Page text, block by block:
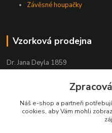
Závěsné houpačky
Vzorková prodejna
Dr. Jana Deyla 1859
Otevírací doba:
Po - Pá 8:00 - 17:00
Náš e-shop a partneři potřebují
cookies, aby Vám mohli